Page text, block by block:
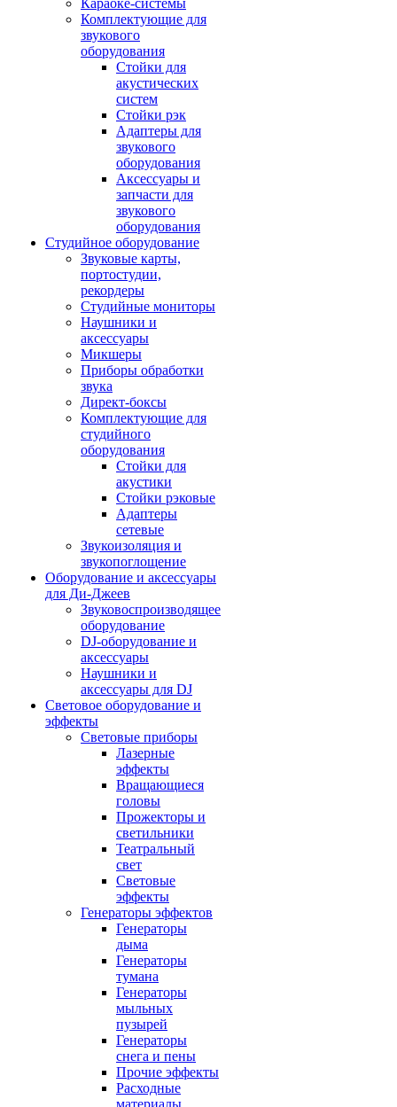
Караоке-системы
Комплектующие для
звукового
оборудования
Стойки для
акустических
систем
Стойки рэк
Адаптеры для
звукового
оборудования
Аксессуары и
запчасти для
звукового
оборудования
Студийное оборудование
Звуковые карты,
портостудии,
рекордеры
Студийные мониторы
Наушники и
аксессуары
Микшеры
Приборы обработки
звука
Директ-боксы
Комплектующие для
студийного
оборудования
Стойки для
акустики
Стойки рэковые
Адаптеры
сетевые
Звукоизоляция и
звукопоглощение
Оборудование и аксессуары
для Ди-Джеев
Звуковоспроизводящее
оборудование
DJ-оборудование и
аксессуары
Наушники и
аксессуары для DJ
Световое оборудование и
эффекты
Световые приборы
Лазерные
эффекты
Вращающиеся
головы
Прожекторы и
светильники
Театральный
свет
Световые
эффекты
Генераторы эффектов
Генераторы
дыма
Генераторы
тумана
Генераторы
мыльных
пузырей
Генераторы
снега и пены
Прочие эффекты
Расходные
материалы